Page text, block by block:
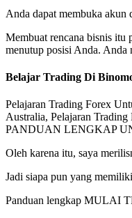
Anda dapat membuka akun
Membuat rencana bisnis itu
menutup posisi Anda. Anda
Belajar Trading Di
Pelajaran Trading Forex
Australia, Pelajaran
PANDUAN LENGKAP
Oleh karena itu, saya
Jadi siapa pun yang
Panduan lengkap MULAI